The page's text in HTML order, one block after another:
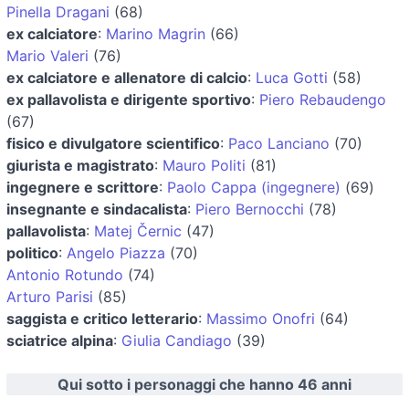
Pinella Dragani (68)
ex calciatore: Marino Magrin (66)
Mario Valeri (76)
ex calciatore e allenatore di calcio: Luca Gotti (58)
ex pallavolista e dirigente sportivo: Piero Rebaudengo
(67)
fisico e divulgatore scientifico: Paco Lanciano (70)
giurista e magistrato: Mauro Politi (81)
ingegnere e scrittore: Paolo Cappa (ingegnere) (69)
insegnante e sindacalista: Piero Bernocchi (78)
pallavolista: Matej Černic (47)
politico: Angelo Piazza (70)
Antonio Rotundo (74)
Arturo Parisi (85)
saggista e critico letterario: Massimo Onofri (64)
sciatrice alpina: Giulia Candiago (39)
Qui sotto i personaggi che hanno 46 anni